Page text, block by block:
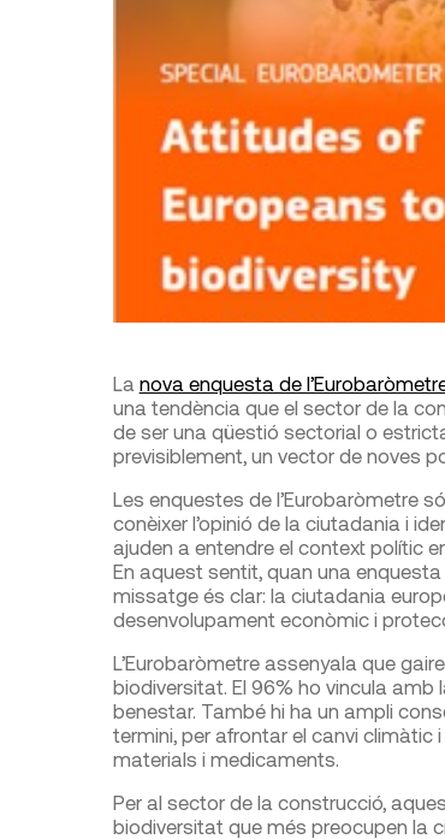
La nova enquesta de
una tendència que el sector de la
de ser una qüestió sectorial o
previsiblement, un vector de noves
Les enquestes de l’Eurobaròmetre
conèixer l’opinió de la ciutadania i
ajuden a entendre el context polític
En aquest sentit, quan una
missatge és clar: la ciutadania
desenvolupament econòmic i
L’Eurobaròmetre assenyala que
biodiversitat. El 96% ho vincula
benestar. També hi ha un ampli
termini, per afrontar el canvi
materials i medicaments.
Per al sector de la construcció,
biodiversitat que més preocupen la